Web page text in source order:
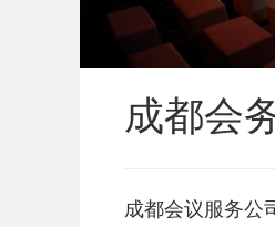
成都会
成都会议服务公